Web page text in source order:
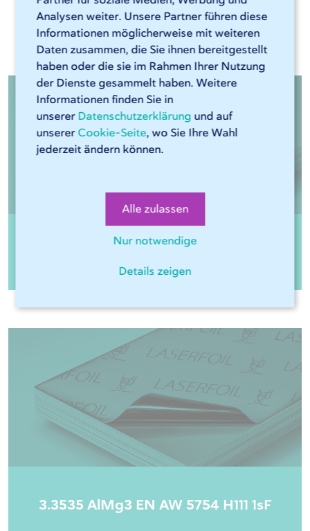
Analysen weiter. Unsere Partner führen diese
Informationen möglicherweise mit weiteren
Daten zusammen, die Sie ihnen bereitgestellt
haben oder die sie im Rahmen Ihrer Nutzung
der Dienste gesammelt haben. Weitere
Informationen finden Sie in
unserer Datenschutzerklärung und auf
unserer Cookie-Seite, wo Sie Ihre Wahl
jederzeit ändern können.
Alle zulassen
Nur notwendige
Details zeigen
Relevante Materialen
3.3535 AlMg3 EN AW 5754 H111
3.3535 AlMg3 EN AW 5754 H111 1sF